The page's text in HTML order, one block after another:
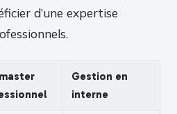
d’une expertise
Gestion en
interne